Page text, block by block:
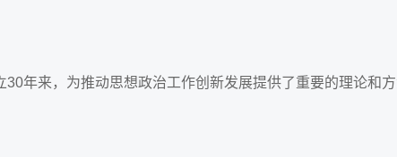
年来，为推动思想政治工作创新发展提供了重要的理论和